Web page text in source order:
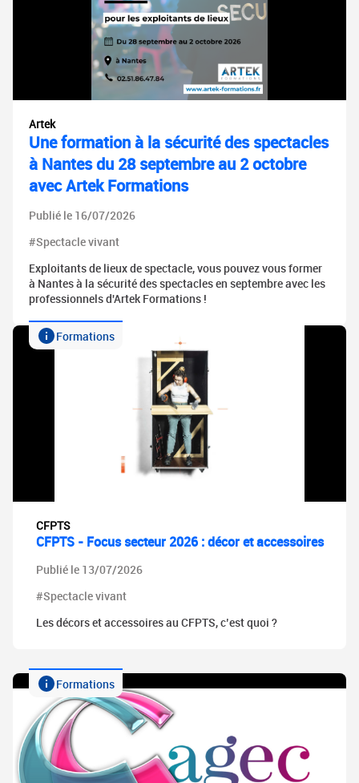
Artek
Une formation à la sécurité des spectacles
à Nantes du 28 septembre au 2 octobre
avec Artek Formations
Publié le 16/07/2026
#Spectacle vivant
Exploitants de lieux de spectacle, vous pouvez vous former
à Nantes à la sécurité des spectacles en septembre avec les
professionnels d'Artek Formations !
Formations
CFPTS
CFPTS - Focus secteur 2026 : décor et accessoires
Publié le 13/07/2026
#Spectacle vivant
Les décors et accessoires au CFPTS, c’est quoi ?
Formations